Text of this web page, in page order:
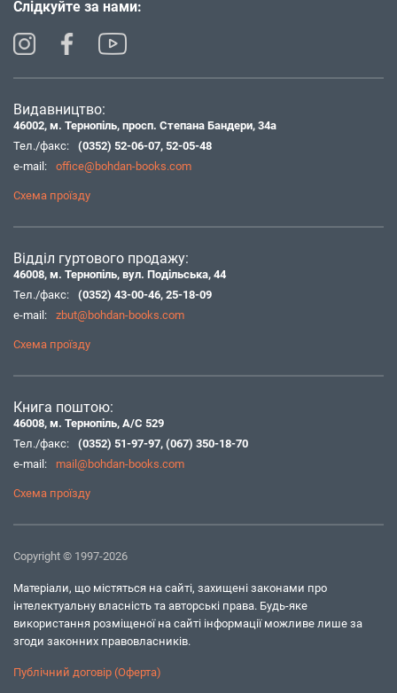
Слідкуйте за нами:
Видавництво:
46002, м. Тернопіль, просп. Степана Бандери, 34а
Тел./факс:
(0352) 52-06-07, 52-05-48
e-mail:
office@bohdan-books.com
Схема проїзду
Відділ гуртового продажу:
46008, м. Тернопіль, вул. Подільська, 44
Тел./факс:
(0352) 43-00-46, 25-18-09
e-mail:
zbut@bohdan-books.com
Схема проїзду
Книга поштою:
46008, м. Тернопіль, А/С 529
Тел./факс:
(0352) 51-97-97, (067) 350-18-70
e-mail:
mail@bohdan-books.com
Схема проїзду
Copyright © 1997-2026
Матеріали, що містяться на сайті, захищені законами про
інтелектуальну власність та авторські права. Будь-яке
використання розміщеної на сайті інформації можливе лише за
згоди законних правовласників.
Публічний договір (Оферта)